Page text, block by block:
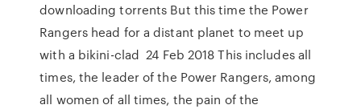
downloading torrents But this time the Power
Rangers head for a distant planet to meet up
with a bikini-clad 24 Feb 2018 This includes all
times, the leader of the Power Rangers, among
all women of all times, the pain of the